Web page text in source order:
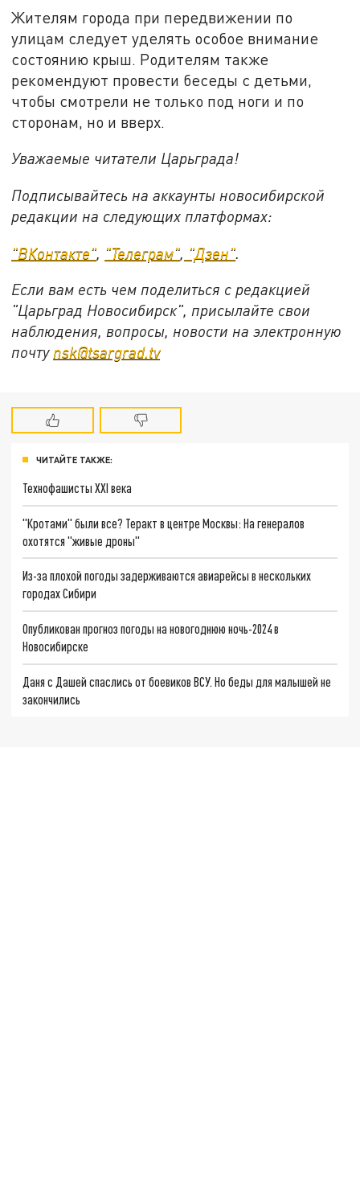
Жителям города при передвижении по
улицам следует уделять особое внимание
состоянию крыш. Родителям также
рекомендуют провести беседы с детьми,
чтобы смотрели не только под ноги и по
сторонам, но и вверх.
Уважаемые читатели Царьграда!
Подписывайтесь на аккаунты новосибирской
редакции на следующих платформах:
"ВКонтакте" "Телеграм" "Дзен"
Если вам есть чем поделиться с редакцией
"Царьград Новосибирск", присылайте свои
наблюдения, вопросы, новости на электронную
почту nsk@tsargrad.tv
ЧИТАЙТЕ ТАКЖЕ:
Технофашисты XXI века
"Кротами" были все? Теракт в центре Москвы: На генералов
охотятся "живые дроны"
Из-за плохой погоды задерживаются авиарейсы в нескольких
городах Сибири
Опубликован прогноз погоды на новогоднюю ночь-2024 в
Новосибирске
Даня с Дашей спаслись от боевиков ВСУ. Но беды для малышей не
закончились